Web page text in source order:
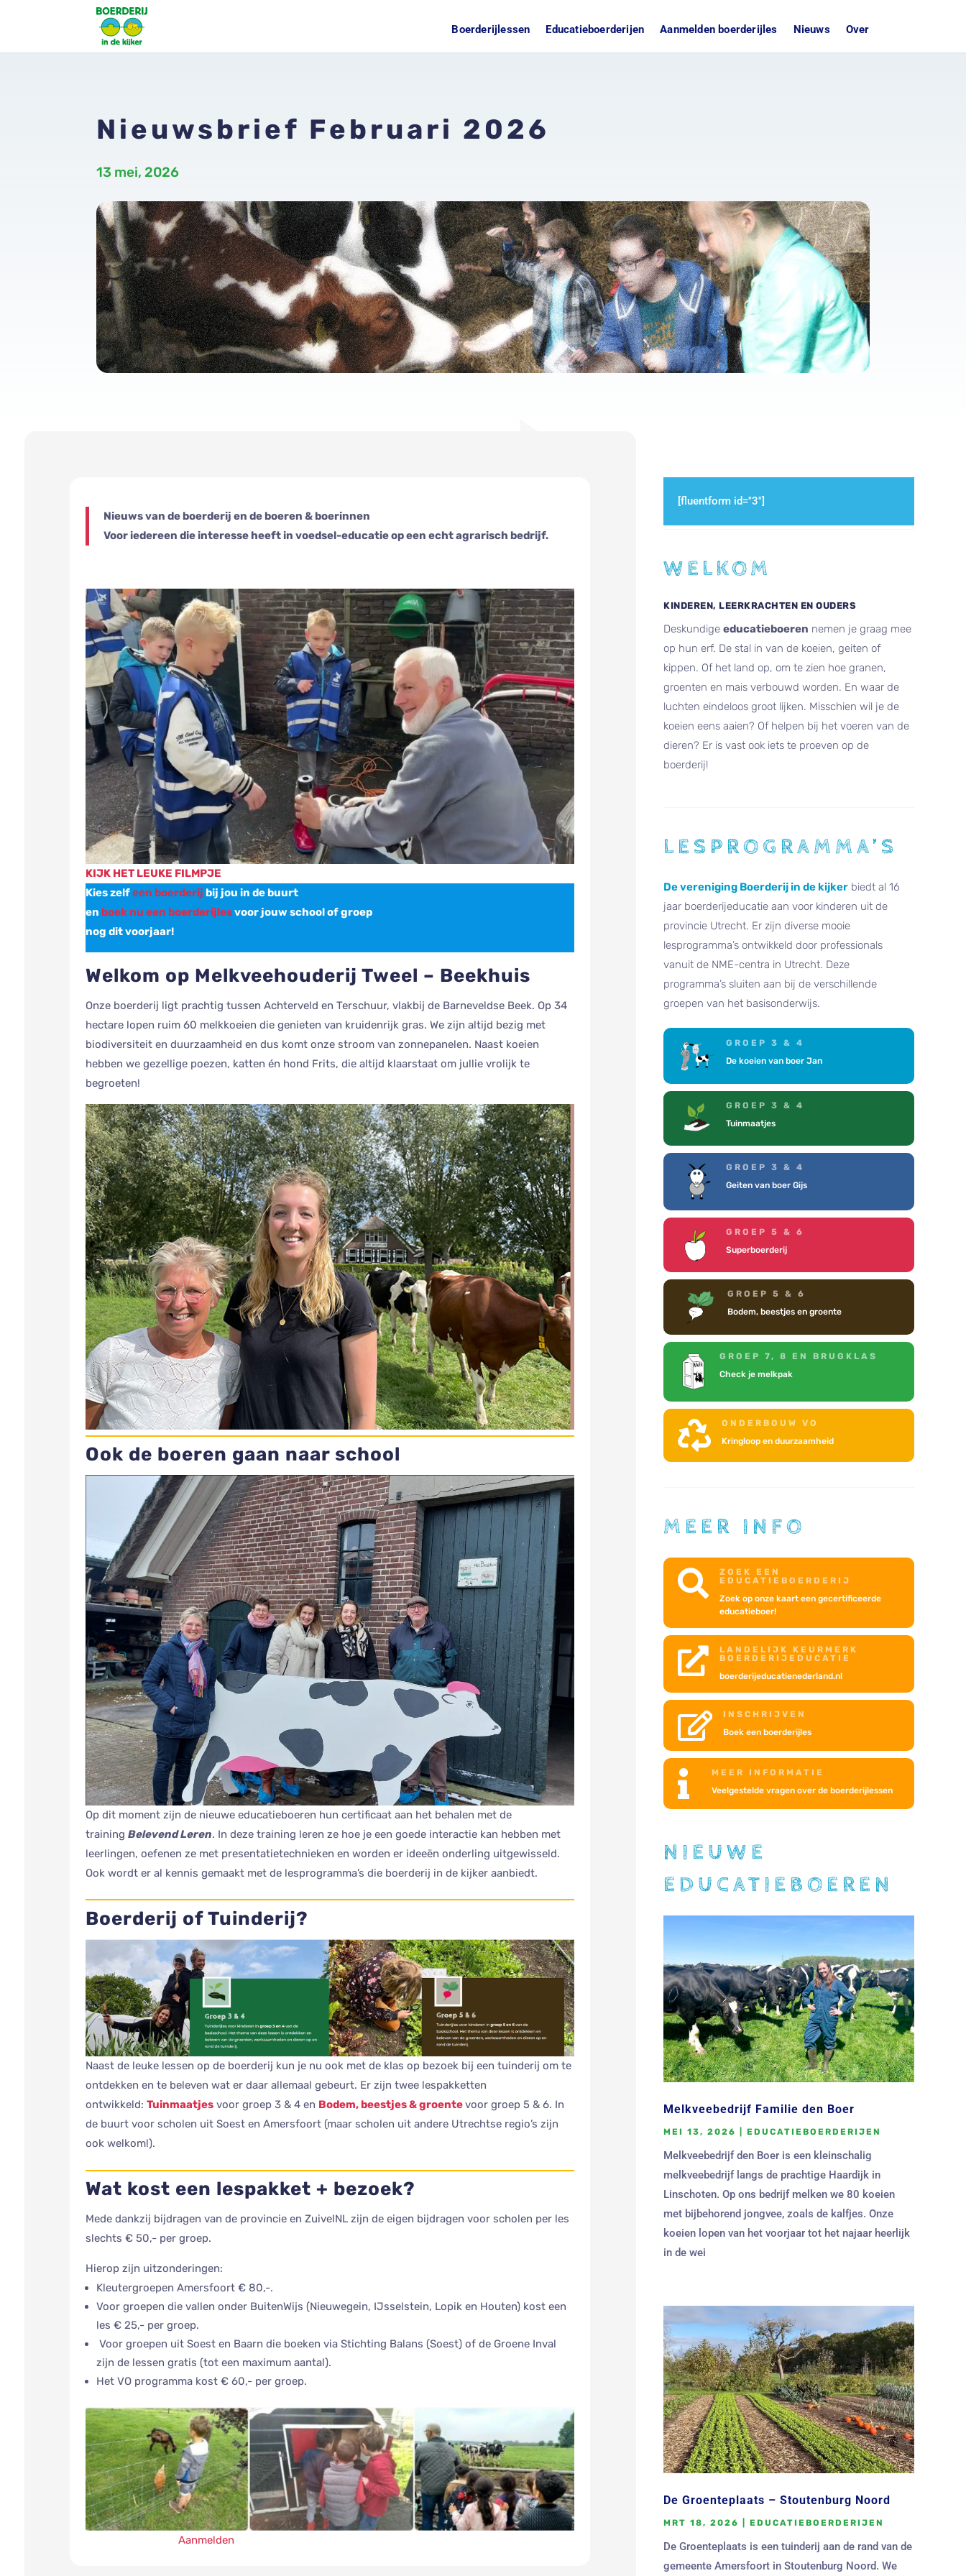
Boerderijlessen Educatieboerderijen Aanmelden boerderijles Nieuws Over
Nieuwsbrief Februari 2026
13 mei, 2026
Nieuws van de boerderij en de boeren & boerinnen
Voor iedereen die interesse heeft in voedsel-educatie op een echt agrarisch bedrijf.
KIJK HET LEUKE FILMPJE
Kies zelfeen boerderij bij jou in de buurt
en boek nu een boerderijlesvoor jouw school of groep
nog dit voorjaar!
Welkom op Melkveehouderij Tweel – Beekhuis
Onze boerderij ligt prachtig tussen Achterveld en Terschuur, vlakbij de Barneveldse Beek. Op 34
hectare lopen ruim 60 melkkoeien die genieten van kruidenrijk gras. We zijn altijd bezig met
biodiversiteit en duurzaamheid en dus komt onze stroom van zonnepanelen. Naast koeien
hebben we gezellige poezen, katten én hond Frits, die altijd klaarstaat om jullie vrolijk te
begroeten!
Ook de boeren gaan naar school
Op dit moment zijn de nieuwe educatieboeren hun certificaat aan het behalen met de
trainingBelevend Leren. In deze training leren ze hoe je een goede interactie kan hebben met
leerlingen, oefenen ze met presentatietechnieken en worden er ideeën onderling uitgewisseld.
Ook wordt er al kennis gemaakt met de lesprogramma’s die boerderij in de kijker aanbiedt.
Boerderij of Tuinderij?
Naast de leuke lessen op de boerderij kun je nu ook met de klas op bezoek bij een tuinderij om te
ontdekken en te beleven wat er daar allemaal gebeurt. Er zijn twee lespakketten
ontwikkeld:Tuinmaatjes voor groep 3 & 4 en Bodem, beestjes & groentevoor groep 5 & 6. In
de buurt voor scholen uit Soest en Amersfoort (maar scholen uit andere Utrechtse regio’s zijn
ook welkom!).
Wat kost een lespakket + bezoek?
Mede dankzij bijdragen van de provincie en ZuivelNL zijn de eigen bijdragen voor scholen per les
slechts € 50,- per groep.
Hierop zijn uitzonderingen:
Kleutergroepen Amersfoort € 80,-.
Voor groepen die vallen onder BuitenWijs (Nieuwegein, IJsselstein, Lopik en Houten) kost een
les € 25,- per groep.
Voor groepen uit Soest en Baarn die boeken via Stichting Balans (Soest) of de Groene Inval
zijn de lessen gratis (tot een maximum aantal).
Het VO programma kost € 60,- per groep.
Aanmelden
[fluentform id="3"]
WELKOM
KINDEREN, LEERKRACHTEN EN OUDERS
Deskundigeeducatieboeren nemen je graag mee
op hun erf. De stal in van de koeien, geiten of
kippen. Of het land op, om te zien hoe granen,
groenten en mais verbouwd worden. En waar de
luchten eindeloos groot lijken. Misschien wil je de
koeien eens aaien? Of helpen bij het voeren van de
dieren? Er is vast ook iets te proeven op de
boerderij!
LESPROGRAMMA’S
De vereniging Boerderij in de kijker biedt al 16
jaar boerderijeducatie aan voor kinderen uit de
provincie Utrecht. Er zijn diverse mooie
lesprogramma’s ontwikkeld door professionals
vanuit de NME-centra in Utrecht. Deze
programma’s sluiten aan bij de verschillende
groepen van het basisonderwijs.
GROEP 3 & 4
De koeien van boer Jan
GROEP 3 & 4
Tuinmaatjes
GROEP 3 & 4
Geiten van boer Gijs
GROEP 5 & 6
Superboerderij
GROEP 5 & 6
Bodem, beestjes en groente
GROEP 7, 8 EN BRUGKLAS
Check je melkpak

ONDERBOUW VO
Kringloop en duurzaamheid
MEER INFO

ZOEK EEN
EDUCATIEBOERDERIJ
Zoek op onze kaart een gecertificeerde
educatieboer!

LANDELIJK KEURMERK
BOERDERIJEDUCATIE
boerderijeducatienederland.nl

INSCHRIJVEN
Boek een boerderijles

MEER INFORMATIE
Veelgestelde vragen over de boerderijlessen
NIEUWE
EDUCATIEBOEREN
Melkveebedrijf Familie den Boer
MEI 13, 2026 |EDUCATIEBOERDERIJEN
Melkveebedrijf den Boer is een kleinschalig
melkveebedrijf langs de prachtige Haardijk in
Linschoten. Op ons bedrijf melken we 80 koeien
met bijbehorend jongvee, zoals de kalfjes. Onze
koeien lopen van het voorjaar tot het najaar heerlijk
in de wei
De Groenteplaats – Stoutenburg Noord
MRT 18, 2026 |EDUCATIEBOERDERIJEN
De Groenteplaats is een tuinderij aan de rand van de
gemeente Amersfoort in Stoutenburg Noord. We